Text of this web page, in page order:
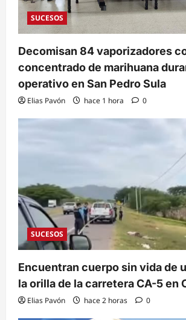
SUCESOS
Decomisan 84 vaporizadores
concentrado de marihuana
operativo en San Pedro Sula
Elias Pavón hace 1 hora 0
SUCESOS
Encuentran cuerpo sin vida de
la orilla de la carretera CA-5 en
Elias Pavón hace 2 horas 0